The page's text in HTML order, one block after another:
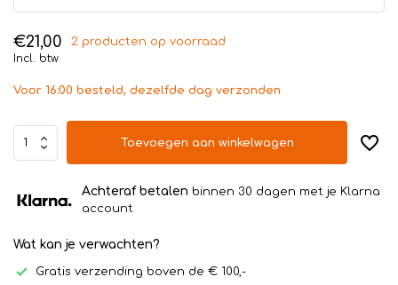
€21,00
2 producten op voorraad
Incl. btw
Voor 16:00 besteld, dezelfde dag verzonden
Toevoegen aan winkelwagen
Achteraf betalen binnen 30 dagen met je Klarna
account
Wat kan je verwachten?
Gratis verzending boven de € 100,-